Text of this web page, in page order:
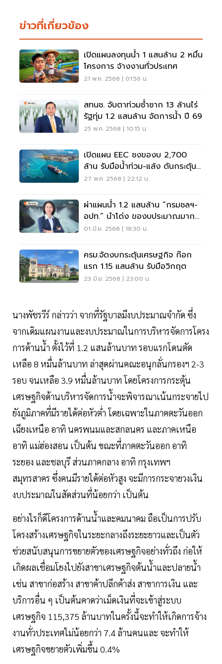
ข่าวที่เกี่ยวข้อง
เปิดแผนลงทุนน้ำ 1 แสนล้าน 2 หมื่น
โครงการ จ้างงานทั่วประเทศ
21 พ.ค. 2568 | 01:56 น.
สทนช. จับตาท่วมซ้ำซาก 13 ล้านไร่
รัฐทุ่ม 1.2 แสนล้าน จัดการน้ำ ปี 69
25 พ.ค. 2568 | 10:15 น.
เปิดแผน EEC ชงของบ 2,700
ล้าน รับมือน้ำท่วม-แล้ง ดันกระตุ้น
เศรษฐกิจ
27 พ.ค. 2568 | 22:12 น.
ผ่าแผนน้ำ 1.2 แสนล้าน “กรมชลฯ-
อปท.” นำโด่ง ของบประมาณมาก
สุด
01 มิ.ย. 2568 | 18:30 น.
ครม.จัดงบกระตุ้นเศรษฐกิจ ก๊อก
แรก 1.15 แสนล้าน รับมือวิกฤต
23 มิ.ย. 2568 | 23:00 น.
นางพัชรวีร์ กล่าวว่า จากที่รัฐบาลมีงบประมาณจำกัด ซึ่ง
จากเดิมแผนงานและงบประมาณในการบริหารจัดการโครง
การด้านนํ้า ตั้งไว้ที่ 1.2 แสนล้านบาท รอบแรกโดนตัด
เหลือ 8 หมื่นล้านบาท ล่าสุดผ่านคณะอนุกลั่นกรองฯ 2-3
รอบ จนเหลือ 3.9 หมื่นล้านบาท โดยโครงการกระตุ้น
เศรษฐกิจด้านบริหารจัดการนํ้าจะพิจารณาเน้นกระจายไป
ยังภูมิภาคที่มีรายได้ต่อหัวตํ่า โดยเฉพาะในภาคตะวันออก
เฉียงเหนือ อาทิ นครพนมและสกลนคร และภาคเหนือ
อาทิ แม่ฮ่องสอน เป็นต้น ขณะที่ภาคตะวันออก อาทิ
ระยอง และชลบุรี ส่วนภาคกลาง อาทิ กรุงเทพฯ
สมุทรสาคร ซึ่งคนมีรายได้ต่อหัวสูง จะมีการกระจายวงเงิน
งบประมาณในสัดส่วนที่น้อยกว่า เป็นต้น
อย่างไรก็ดีโครงการด้านนํ้าและคมนาคม ถือเป็นการปรับ
โครงสร้างเศรษฐกิจในระยะกลางถึงระยะยาวและเป็นตัว
ช่วยสนับสนุนการขยายตัวของเศรษฐกิจอย่างทั่วถึง ก่อให้
เกิดผลเชื่อมโยงไปยังสาขาเศรษฐกิจต้นนํ้าและปลายนํ้า
เช่น สาขาก่อสร้าง สาขาค้าปลีกค้าส่ง สาขาการเงิน และ
บริการอื่น ๆ เป็นต้นคาดว่าเม็ดเงินที่จะเข้าสู่ระบบ
เศรษฐกิจ 115,375 ล้านบาทในครั้งนี้จะทำให้เกิดการจ้าง
งานทั่วประเทศไม่น้อยกว่า 7.4 ล้านคนและ จะทำให้
เศรษฐกิจขยายตัวเพิ่มขึ้น 0.4%